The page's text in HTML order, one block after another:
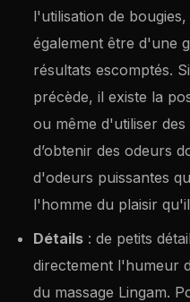
l'utilisation de
également être d'une
résultats escomptés.
précède, il existe la
ou même d'utiliser
d’obtenir des odeurs
d'odeurs puissantes
l'homme du plaisir
Détails : de petits
directement l'humeur
du massage Lingam.